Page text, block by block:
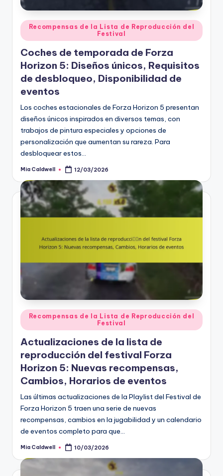
Posted
in
Recompensas de la Lista de Reproducción del
Festival
Coches de temporada de Forza
Horizon 5: Diseños únicos, Requisitos
de desbloqueo, Disponibilidad de
eventos
Los coches estacionales de Forza Horizon 5 presentan
diseños únicos inspirados en diversos temas, con
trabajos de pintura especiales y opciones de
personalización que aumentan su rareza. Para
desbloquear estos…
Posted
Mia Caldwell 12/03/2026
Posted
in
Recompensas de la Lista de Reproducción del
Festival
Actualizaciones de la lista de
reproducción del festival Forza
Horizon 5: Nuevas recompensas,
Cambios, Horarios de eventos
Las últimas actualizaciones de la Playlist del Festival de
Forza Horizon 5 traen una serie de nuevas
recompensas, cambios en la jugabilidad y un calendario
de eventos completo para que…
Posted
Mia Caldwell 10/03/2026